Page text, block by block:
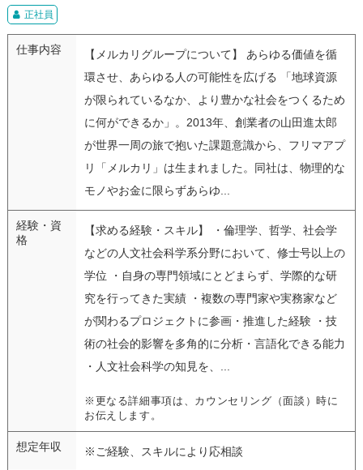
正社員
仕事内容
【メルカリグループについて】 あらゆる価値を循
環させ、あらゆる人の可能性を広げる 「地球資源
が限られているなか、より豊かな社会をつくるため
に何ができるか」。2013年、創業者の山田進太郎
が世界一周の旅で抱いた課題意識から、フリマアプ
リ「メルカリ」は生まれました。同社は、物理的な
モノやお金に限らずあらゆ...
経験・資
格
【求める経験・スキル】 ・倫理学、哲学、社会学
などの人文社会科学系分野において、修士号以上の
学位 ・自身の専門領域にとどまらず、学際的な研
究を行ってきた実績 ・複数の専門家や実務家など
が関わるプロジェクトに参画・推進した経験 ・技
術の社会的影響を多角的に分析・言語化できる能力
・人文社会科学の知見を、...
※更なる詳細事項は、カウンセリング（面談）時に
お伝えします。
想定年収 ※ご経験、スキルにより応相談